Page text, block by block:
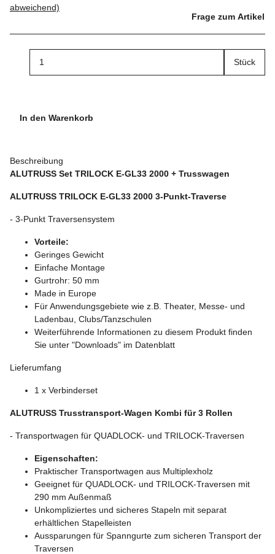
abweichend)
Frage zum Artikel
Stück
In den Warenkorb
Beschreibung
ALUTRUSS Set TRILOCK E-GL33 2000 + Trusswagen
ALUTRUSS TRILOCK E-GL33 2000 3-Punkt-Traverse
- 3-Punkt Traversensystem
Vorteile:
Geringes Gewicht
Einfache Montage
Gurtrohr: 50 mm
Made in Europe
Für Anwendungsgebiete wie z.B. Theater, Messe- und
Ladenbau, Clubs/Tanzschulen
Weiterführende Informationen zu diesem Produkt finden
Sie unter "Downloads" im Datenblatt
Lieferumfang
1 x Verbinderset
ALUTRUSS Trusstransport-Wagen Kombi für 3 Rollen
- Transportwagen für QUADLOCK- und TRILOCK-Traversen
Eigenschaften:
Praktischer Transportwagen aus Multiplexholz
Geeignet für QUADLOCK- und TRILOCK-Traversen mit
290 mm Außenmaß
Unkompliziertes und sicheres Stapeln mit separat
erhältlichen Stapelleisten
Aussparungen für Spanngurte zum sicheren Transport der
Traversen